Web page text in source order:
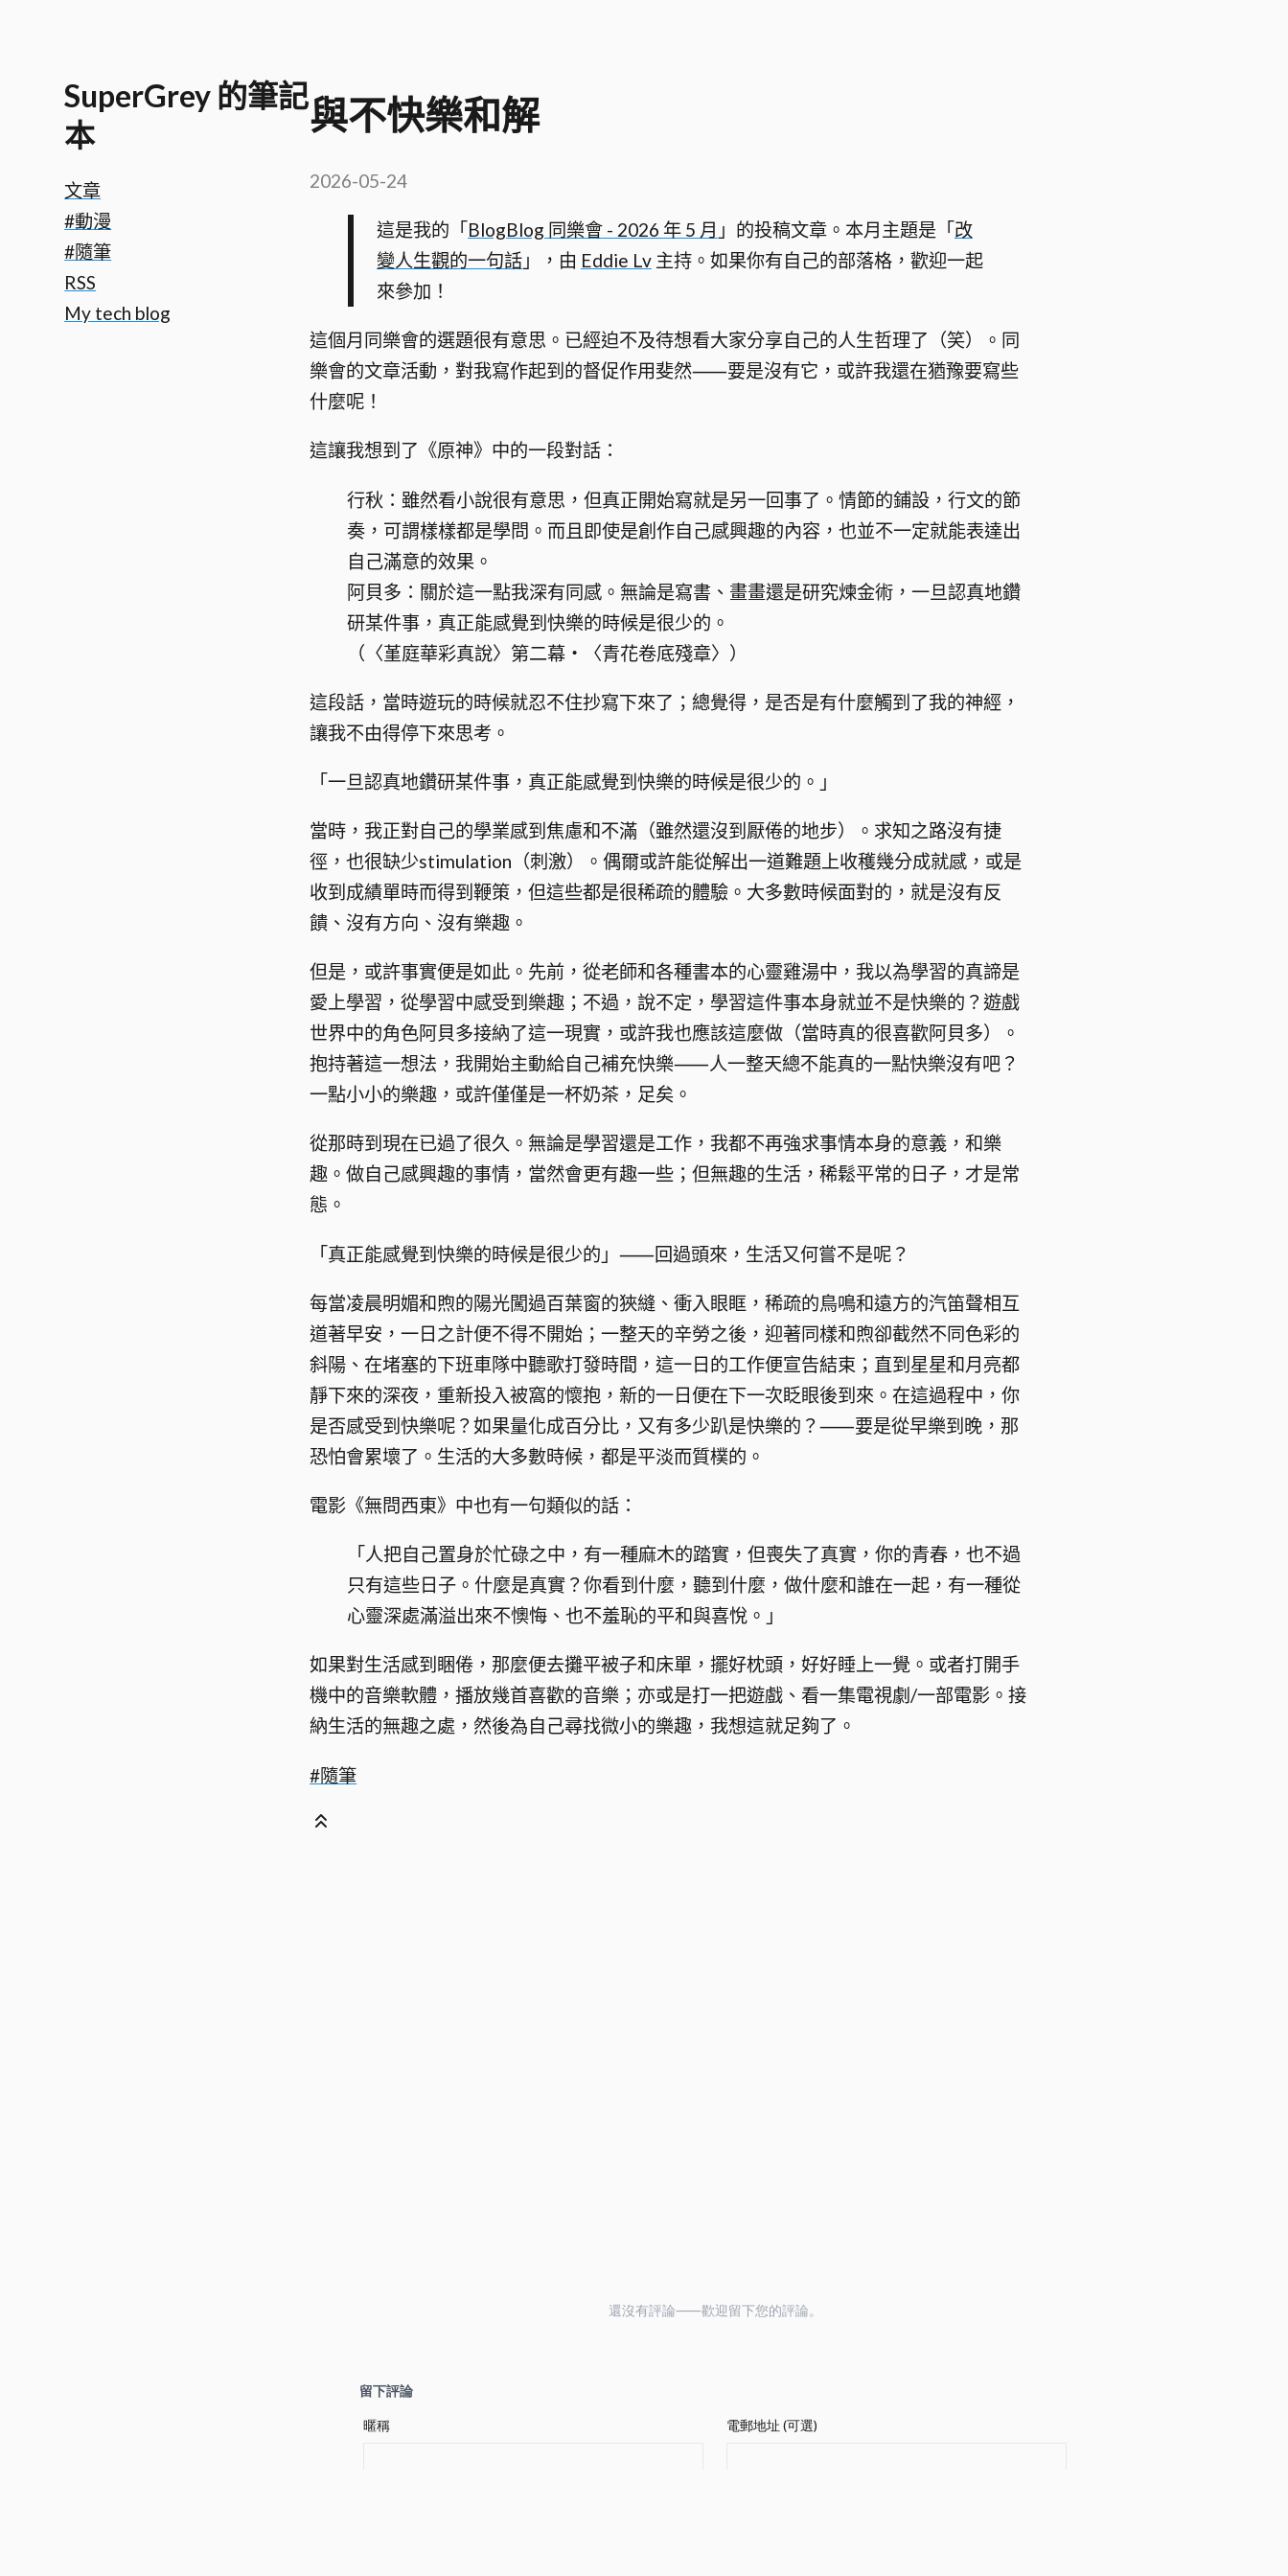
SuperGrey 的筆記
本
文章
#動漫
#隨筆
RSS
My tech blog
與不快樂和解
2026-05-24
這是我的「BlogBlog 同樂會 - 2026 年 5 月 」的投稿文章。本月主題是「改
變人生觀的一句話」，由 Eddie Lv主持。如果你有自己的部落格，歡迎一起
來參加！
這個月同樂會的選題很有意思。已經迫不及待想看大家分享自己的人生哲理了（笑）。同
樂會的文章活動，對我寫作起到的督促作用斐然⸺要是沒有它，或許我還在猶豫要寫些
什麼呢！
這讓我想到了《原神》中的一段對話：
行秋：雖然看小說很有意思，但真正開始寫就是另一回事了。情節的鋪設，行文的節
奏，可謂樣樣都是學問。而且即使是創作自己感興趣的內容，也並不一定就能表達出
自己滿意的效果。
阿貝多：關於這一點我深有同感。無論是寫書、畫畫還是研究煉金術，一旦認真地鑽
研某件事，真正能感覺到快樂的時候是很少的。
（〈堇庭華彩真說〉第二幕・〈青花卷底殘章〉）
這段話，當時遊玩的時候就忍不住抄寫下來了；總覺得，是否是有什麼觸到了我的神經，
讓我不由得停下來思考。
「一旦認真地鑽研某件事，真正能感覺到快樂的時候是很少的。」
當時，我正對自己的學業感到焦慮和不滿（雖然還沒到厭倦的地步）。求知之路沒有捷
徑，也很缺少stimulation（刺激）。偶爾或許能從解出一道難題上收穫幾分成就感，或是
收到成績單時而得到鞭策，但這些都是很稀疏的體驗。大多數時候面對的，就是沒有反
饋、沒有方向、沒有樂趣。
但是，或許事實便是如此。先前，從老師和各種書本的心靈雞湯中，我以為學習的真諦是
愛上學習，從學習中感受到樂趣；不過，說不定，學習這件事本身就並不是快樂的？遊戲
世界中的角色阿貝多接納了這一現實，或許我也應該這麼做（當時真的很喜歡阿貝多）。
抱持著這一想法，我開始主動給自己補充快樂⸺人一整天總不能真的一點快樂沒有吧？
一點小小的樂趣，或許僅僅是一杯奶茶，足矣。
從那時到現在已過了很久。無論是學習還是工作，我都不再強求事情本身的意義，和樂
趣。做自己感興趣的事情，當然會更有趣一些；但無趣的生活，稀鬆平常的日子，才是常
態。
「真正能感覺到快樂的時候是很少的」⸺回過頭來，生活又何嘗不是呢？
每當凌晨明媚和煦的陽光闖過百葉窗的狹縫、衝入眼眶，稀疏的鳥鳴和遠方的汽笛聲相互
道著早安，一日之計便不得不開始；一整天的辛勞之後，迎著同樣和煦卻截然不同色彩的
斜陽、在堵塞的下班車隊中聽歌打發時間，這一日的工作便宣告結束；直到星星和月亮都
靜下來的深夜，重新投入被窩的懷抱，新的一日便在下一次眨眼後到來。在這過程中，你
是否感受到快樂呢？如果量化成百分比，又有多少趴是快樂的？⸺要是從早樂到晚，那
恐怕會累壞了。生活的大多數時候，都是平淡而質樸的。
電影《無問西東》中也有一句類似的話：
「人把自己置身於忙碌之中，有一種麻木的踏實，但喪失了真實，你的青春，也不過
只有這些日子。什麼是真實？你看到什麼，聽到什麼，做什麼和誰在一起，有一種從
心靈深處滿溢出來不懊悔、也不羞恥的平和與喜悅。」
如果對生活感到睏倦，那麼便去攤平被子和床單，擺好枕頭，好好睡上一覺。或者打開手
機中的音樂軟體，播放幾首喜歡的音樂；亦或是打一把遊戲、看一集電視劇/一部電影。接
納生活的無趣之處，然後為自己尋找微小的樂趣，我想這就足夠了。
#隨筆